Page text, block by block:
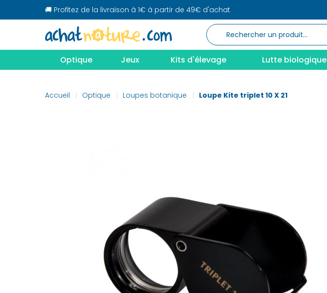
🚚 Profitez de la livraison à 1€ à partir de 49€ d'achat
Optique Jeux Kits d'élevage Lutte biologique
Accueil Optique Loupes botanique Loupe Kite triplet 10 X 21